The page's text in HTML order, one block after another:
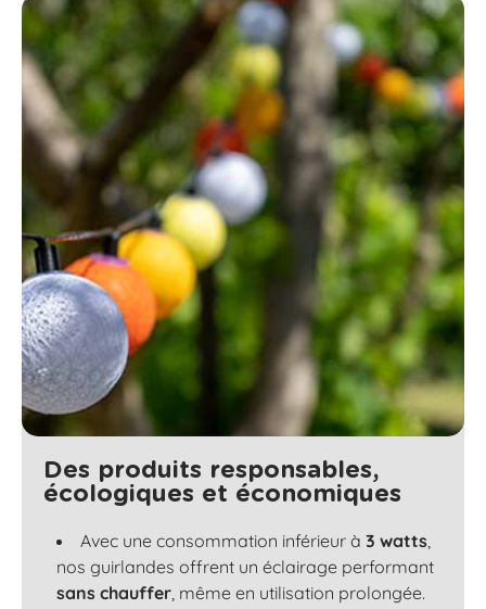
Des produits responsables,
écologiques et économiques
Avec une consommation inférieur à 3 watts,
nos guirlandes offrent un éclairage performant
sans chauffer, même en utilisation prolongée.